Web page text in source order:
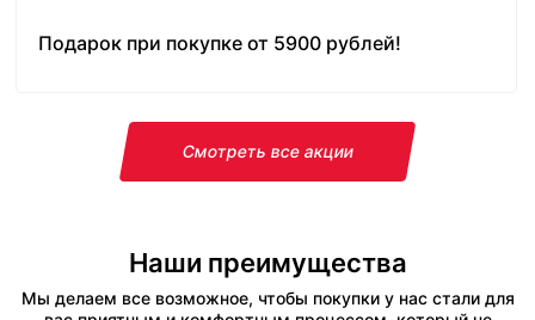
Подарок при покупке от 5900 рублей!
Смотреть все акции
Наши преимущества
Мы делаем все возможное, чтобы покупки у нас стали для